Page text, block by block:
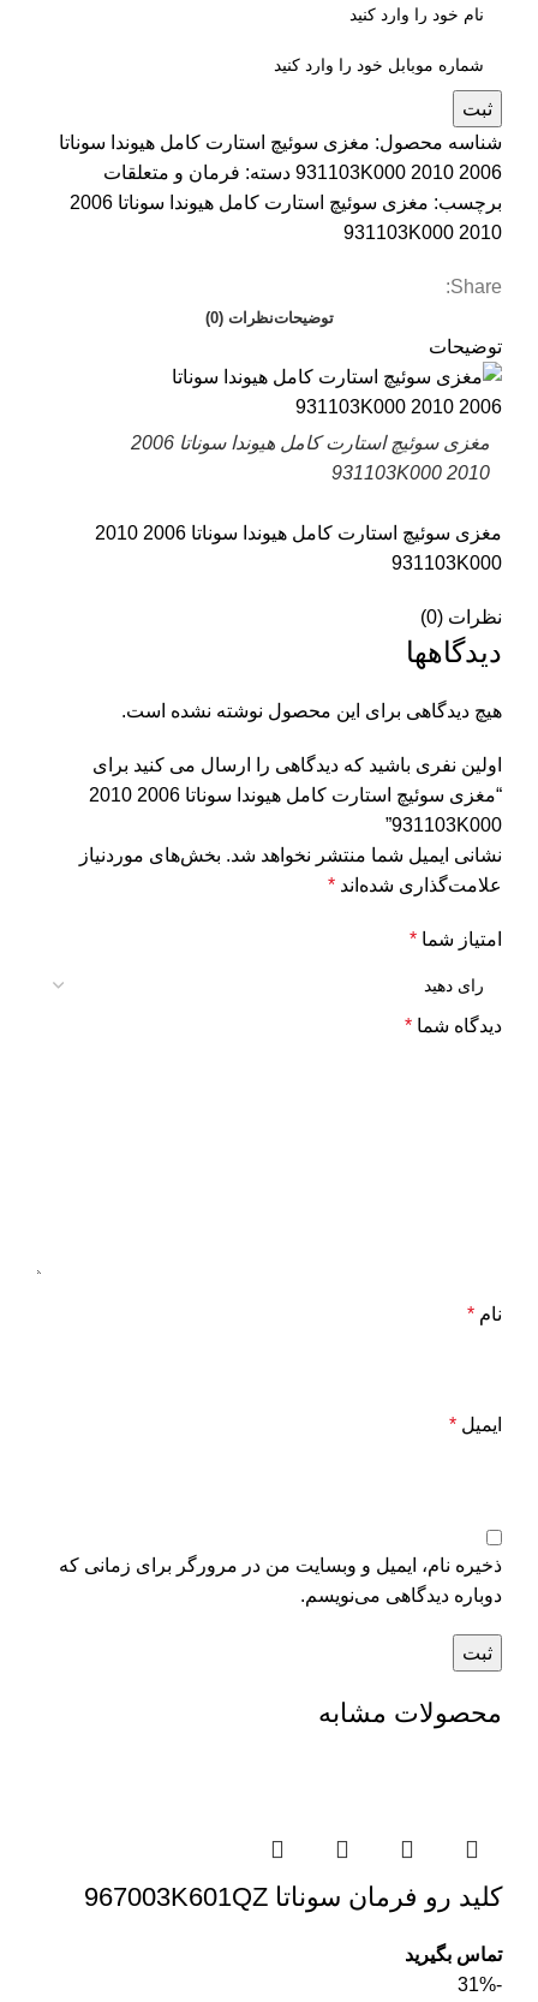
ثبت
شناسه محصول: مغزی سوئیچ استارت کامل هیوندا سوناتا
2006 2010 931103K000
دسته: فرمان و متعلقات
برچسب:
مغزی سوئیچ استارت کامل هیوندا سوناتا 2006
2010 931103K000
Share:
توضیحاتنظرات (0)
توضیحات
مغزی سوئیچ استارت کامل هیوندا سوناتا 2006
2010 931103K000
مغزی سوئیچ استارت کامل هیوندا سوناتا 2006 2010
931103K000
نظرات (0)
دیدگاهها
هیچ دیدگاهی برای این محصول نوشته نشده است.
اولین نفری باشید که دیدگاهی را ارسال می کنید برای
“مغزی سوئیچ استارت کامل هیوندا سوناتا 2006 2010
931103K000”
نشانی ایمیل شما منتشر نخواهد شد. بخش‌های موردنیاز
علامت‌گذاری شده‌اند *
امتیاز شما *
دیدگاه شما *
نام *
ایمیل *
ذخیره نام، ایمیل و وبسایت من در مرورگر برای زمانی که
دوباره دیدگاهی می‌نویسم.
محصولات مشابه
کلید رو فرمان سوناتا 967003K601QZ
تماس بگیرید
-31%